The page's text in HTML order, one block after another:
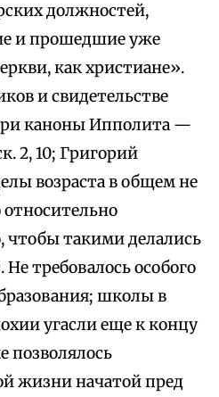
должностей,
и прошедшие уже
как христиане».
и свидетельстве
каноны Ипполита —
2, 10; Григорий
возраста в общем не
относительно
чтобы такими делались
требовалось особого
школы в
угасли еще к концу
позволялось
жизни начатой пред